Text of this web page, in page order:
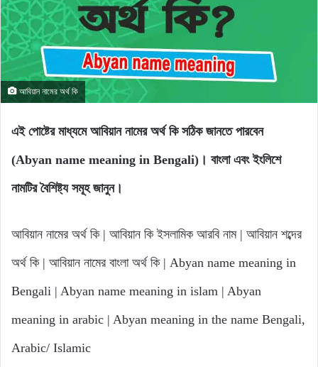
আবিয়ান নামের অর্থ কি
এই পোষ্টের মাধ্যমে আবিয়ান নামের অর্থ কি সঠিক জানতে পারবেন
(Abyan name meaning in Bengali)। বাংলা এবং ইংলিশে
নামটির বৈশিষ্ট্য সমূহ জানুন।
আবিয়ান নামের অর্থ কি | আবিয়ান কি ইসলামিক আরবি নাম | আবিয়ান শব্দের
অর্থ কি | আবিয়ান নামের বাংলা অর্থ কি | Abyan name meaning in
Bengali | Abyan name meaning in islam | Abyan
meaning in arabic | Abyan meaning in the name Bengali,
Arabic/ Islamic